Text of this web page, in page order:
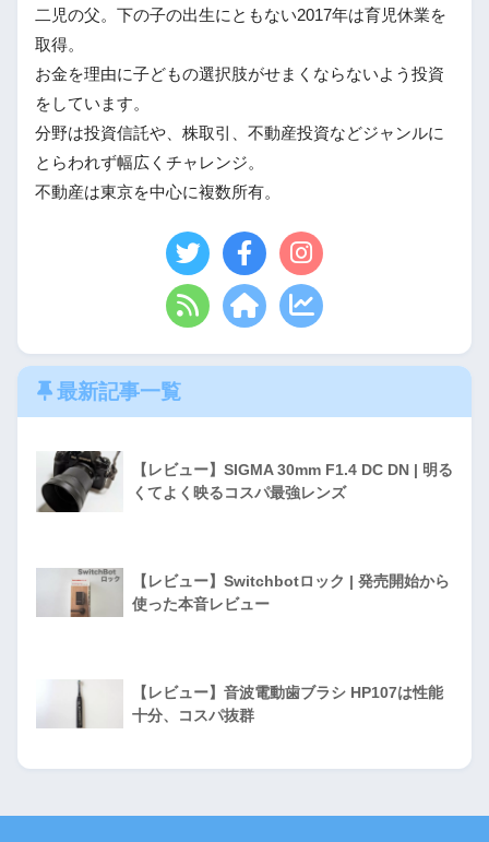
二児の父。下の子の出生にともない2017年は育児休業を
取得。
お金を理由に子どもの選択肢がせまくならないよう投資
をしています。
分野は投資信託や、株取引、不動産投資などジャンルに
とらわれず幅広くチャレンジ。
不動産は東京を中心に複数所有。
最新記事一覧
【レビュー】SIGMA 30mm F1.4 DC DN | 明る
くてよく映るコスパ最強レンズ
【レビュー】Switchbotロック | 発売開始から
使った本音レビュー
【レビュー】音波電動歯ブラシ HP107は性能
十分、コスパ抜群